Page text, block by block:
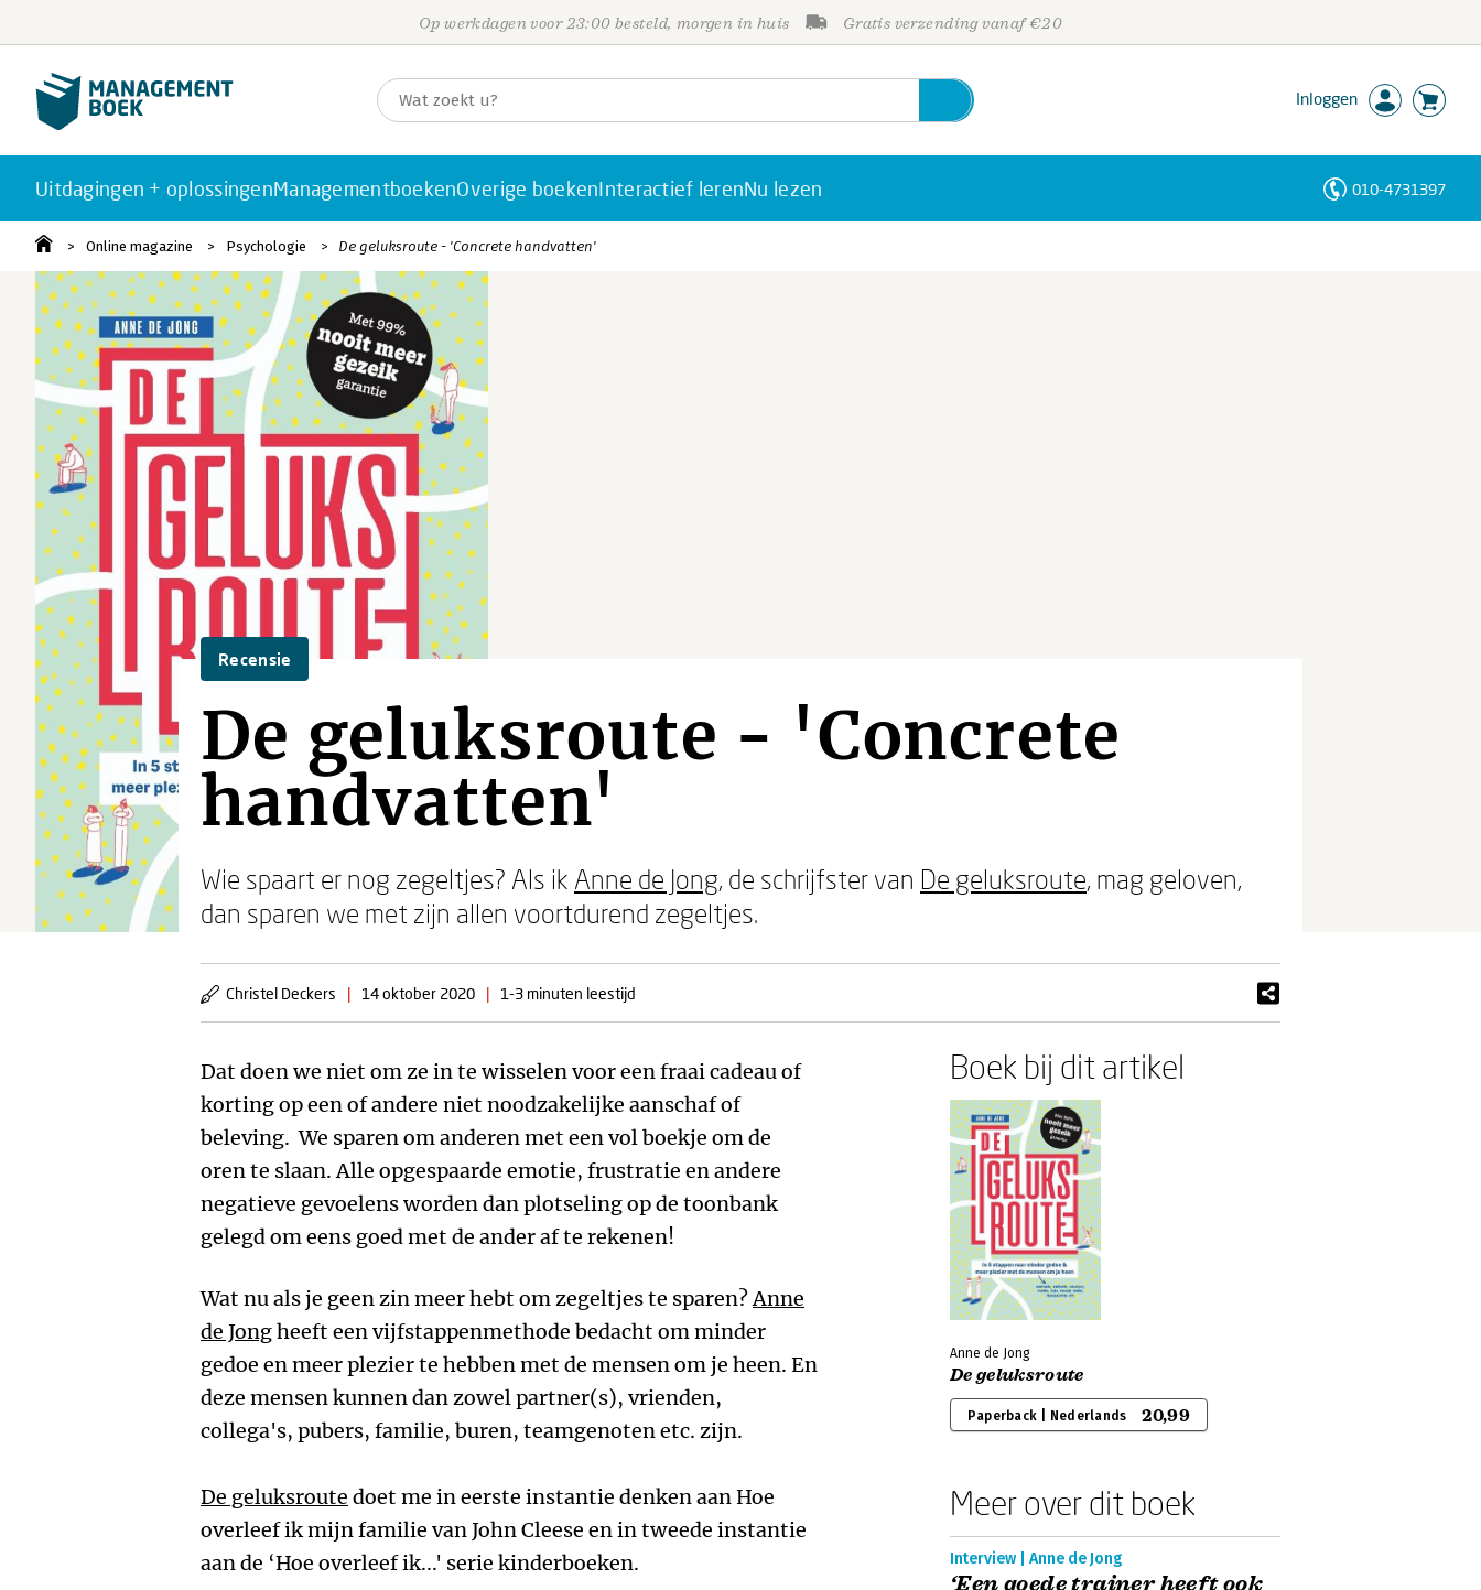
Op werkdagen voor 23:00 besteld, morgen in huis Gratis verzending vanaf €20
Inloggen
Uitdagingen + oplossingenManagementboekenOverige boekenInteractief lerenNu lezen 010-4731397
Online magazine Psychologie De geluksroute - 'Concrete handvatten'
Recensie
De geluksroute - 'Concrete
handvatten'
Wie spaart er nog zegeltjes? Als ik Anne de Jong, de schrijfster van De geluksroute, mag geloven,
dan sparen we met zijn allen voortdurend zegeltjes.
Christel Deckers | 14 oktober 2020 | 1-3 minuten leestijd
Dat doen we niet om ze in te wisselen voor een fraai cadeau of
korting op een of andere niet noodzakelijke aanschaf of
beleving. We sparen om anderen met een vol boekje om de
oren te slaan. Alle opgespaarde emotie, frustratie en andere
negatieve gevoelens worden dan plotseling op de toonbank
gelegd om eens goed met de ander af te rekenen!
Wat nu als je geen zin meer hebt om zegeltjes te sparen?Anne
de Jongheeft een vijfstappenmethode bedacht om minder
gedoe en meer plezier te hebben met de mensen om je heen. En
deze mensen kunnen dan zowel partner(s), vrienden,
collega's, pubers, familie, buren, teamgenoten etc. zijn.
De geluksroute doet me in eerste instantie denken aan Hoe
overleef ik mijn familie van John Cleese en in tweede instantie
aan de ‘Hoe overleef ik...' serie kinderboeken.
Boek bij dit artikel
Anne de Jong
De geluksroute
Paperback | Nederlands 20,99
Meer over dit boek
Interview | Anne de Jong
‘Een goede trainer heeft ook
Personen